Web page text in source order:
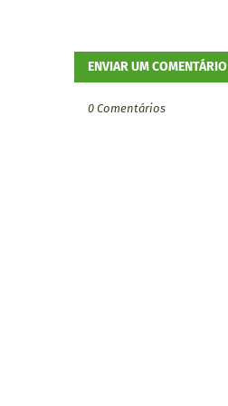
ENVIAR UM COMENTÁRIO
0 Comentários